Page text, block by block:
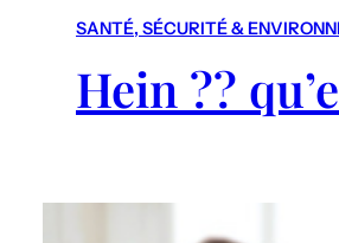
SANTÉ, SÉCURITÉ &
Hein ??